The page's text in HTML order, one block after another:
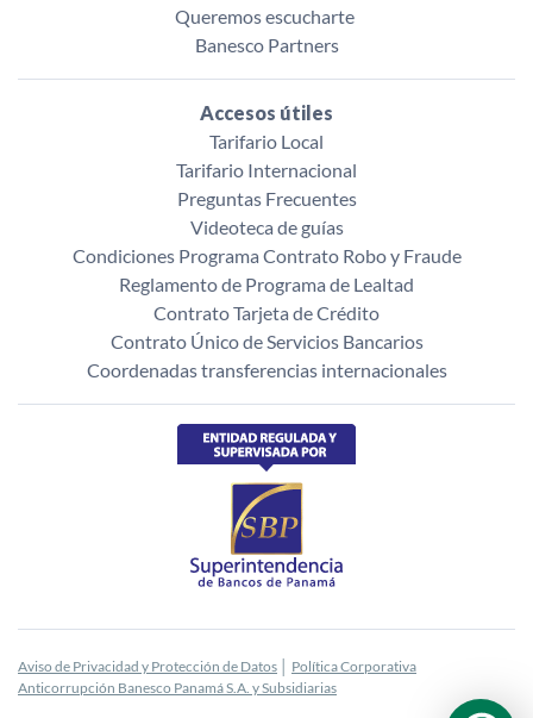
Queremos escucharte ‌
Banesco Partners
Accesos útiles
Tarifario Local
Tarifario Internacional
Preguntas Frecuentes
Videoteca de guías
Condiciones Programa Contrato Robo y Fraude
Reglamento de Programa de Lealtad
Contrato Tarjeta de Crédito
Contrato Único de Servicios Bancarios
Coordenadas transferencias internacionales
Aviso de Privacidad y Protección de Datos
Política Corporativa
Anticorrupción Banesco Panamá S.A. y Subsidiarias